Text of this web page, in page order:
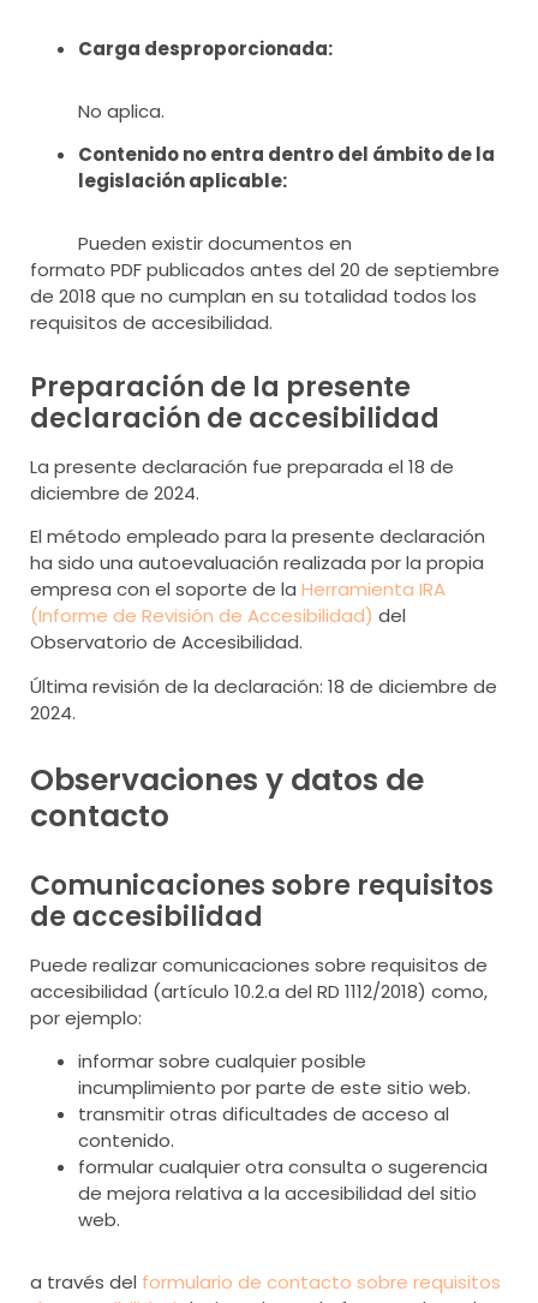
Carga desproporcionada:
No aplica.
Contenido no entra dentro del ámbito de la
legislación aplicable:
Pueden existir documentos en
formato PDF publicados antes del 20 de septiembre
de 2018 que no cumplan en su totalidad todos los
requisitos de accesibilidad.
Preparación de la presente
declaración de accesibilidad
La presente declaración fue preparada el 18 de
diciembre de 2024.
El método empleado para la presente declaración
ha sido una autoevaluación realizada por la propia
empresa con el soporte de la Herramienta IRA
(Informe de Revisión de Accesibilidad) del
Observatorio de Accesibilidad.
Última revisión de la declaración: 18 de diciembre de
2024.
Observaciones y datos de
contacto
Comunicaciones sobre requisitos
de accesibilidad
Puede realizar comunicaciones sobre requisitos de
accesibilidad (artículo 10.2.a del RD 1112/2018) como,
por ejemplo:
informar sobre cualquier posible
incumplimiento por parte de este sitio web.
transmitir otras dificultades de acceso al
contenido.
formular cualquier otra consulta o sugerencia
de mejora relativa a la accesibilidad del sitio
web.
a través del formulario de contacto sobre requisitos